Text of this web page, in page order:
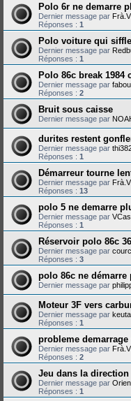
Polo 6r ne demarre
Dernier message par Frà.V
Réponses : 1
Polo voiture qui
Dernier message par
Réponses : 1
Polo 86c break 1984
Dernier message par
Réponses : 2
Bruit sous caisse
Dernier message par
durites restent
Dernier message par
Réponses : 1
Démarreur tourne
Dernier message par Frà.V
Réponses : 13
polo 5 ne demarre
Dernier message par
Réponses : 1
Réservoir polo 86c
Dernier message par
Réponses : 3
polo 86c ne démarre
Dernier message par
Moteur 3F vers
Dernier message par
Réponses : 1
probleme
Dernier message par Frà.V
Réponses : 2
Jeu dans la direction
Dernier message par
Réponses : 1